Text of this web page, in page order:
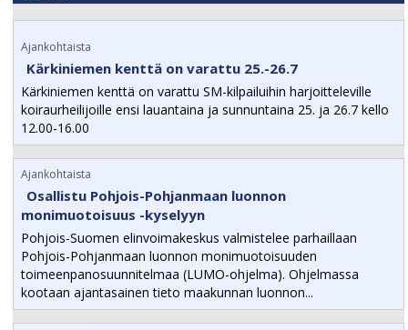
Ajankohtaista
Kärkiniemen kenttä on varattu 25.-26.7
Kärkiniemen kenttä on varattu SM-kilpailuihin harjoitteleville
koiraurheilijoille ensi lauantaina ja sunnuntaina 25. ja 26.7 kello
12.00-16.00
Ajankohtaista
Osallistu Pohjois-Pohjanmaan luonnon
monimuotoisuus -kyselyyn
Pohjois-Suomen elinvoimakeskus valmistelee parhaillaan
Pohjois-Pohjanmaan luonnon monimuotoisuuden
toimeenpanosuunnitelmaa (LUMO-ohjelma). Ohjelmassa
kootaan ajantasainen tieto maakunnan luonnon...